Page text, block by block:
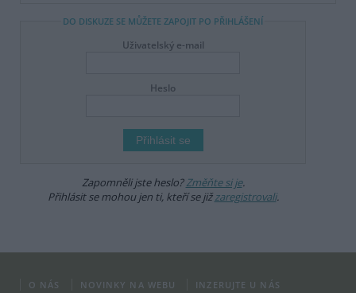
DO DISKUZE SE MŮŽETE ZAPOJIT PO PŘIHLÁŠENÍ
Uživatelský e-mail
Heslo
Zapomněli jste heslo?Změňte si je.
Přihlásit se mohou jen ti, kteří se jižzaregistrovali.
O NÁS NOVINKY NA WEBU INZERUJTE U NÁS